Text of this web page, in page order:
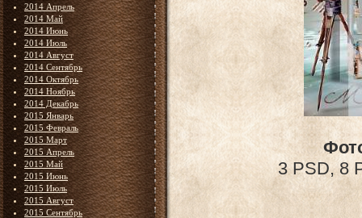
2014 Апрель
2014 Май
2014 Июнь
2014 Июль
2014 Август
2014 Сентябрь
2014 Октябрь
2014 Ноябрь
2014 Декабрь
2015 Январь
2015 Февраль
2015 Март
2015 Апрель
2015 Май
2015 Июнь
2015 Июль
2015 Август
2015 Сентябрь
3 PSD, 8